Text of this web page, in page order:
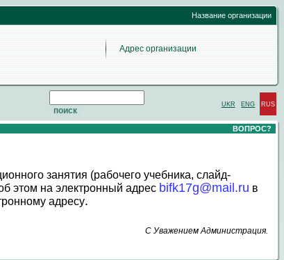
Название организации
Адрес организации
RUS
ENG
UKR
ВОПРОС?
занятия (рабочего учебника, слайд-
этом на электронный адрес bifk17g@mail.ru в
адресу.
С Уважением Администрация.